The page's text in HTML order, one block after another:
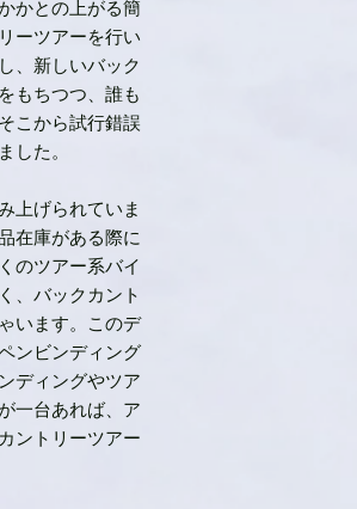
かとの上がる簡
ーツアーを行い
、新しいバック
もちつつ、誰も
こから試行錯誤
た。
上げられていま
在庫がある際に
のツアー系バイ
、バックカント
います。このデ
ンビンディング
ディングやツア
一台あれば、ア
ントリーツアー